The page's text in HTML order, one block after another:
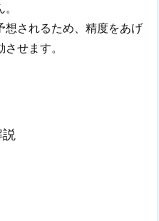
想されるため、精度をあげ
せます。